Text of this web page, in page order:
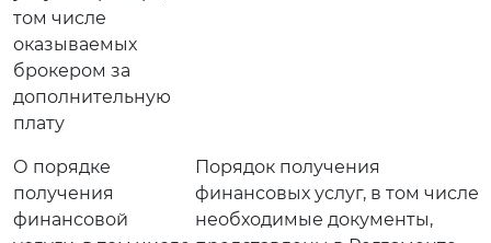
том числе
оказываемых
брокером за
дополнительную
плату
О порядке
получения
финансовой
Порядок получения
финансовых услуг, в том числе
необходимые документы,